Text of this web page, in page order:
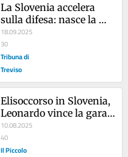
La Slovenia accelera
sulla difesa: nasce la
holding statale Dovos
18.09.2025
30
Tribuna di
Treviso
Elisoccorso in Slovenia,
Leonardo vince la gara
ma scoppia lo scontro
10.08.2025
40
Il Piccolo